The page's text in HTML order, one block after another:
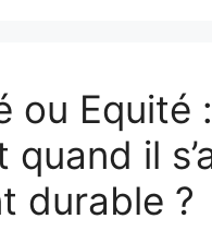
ou
il
durable ?